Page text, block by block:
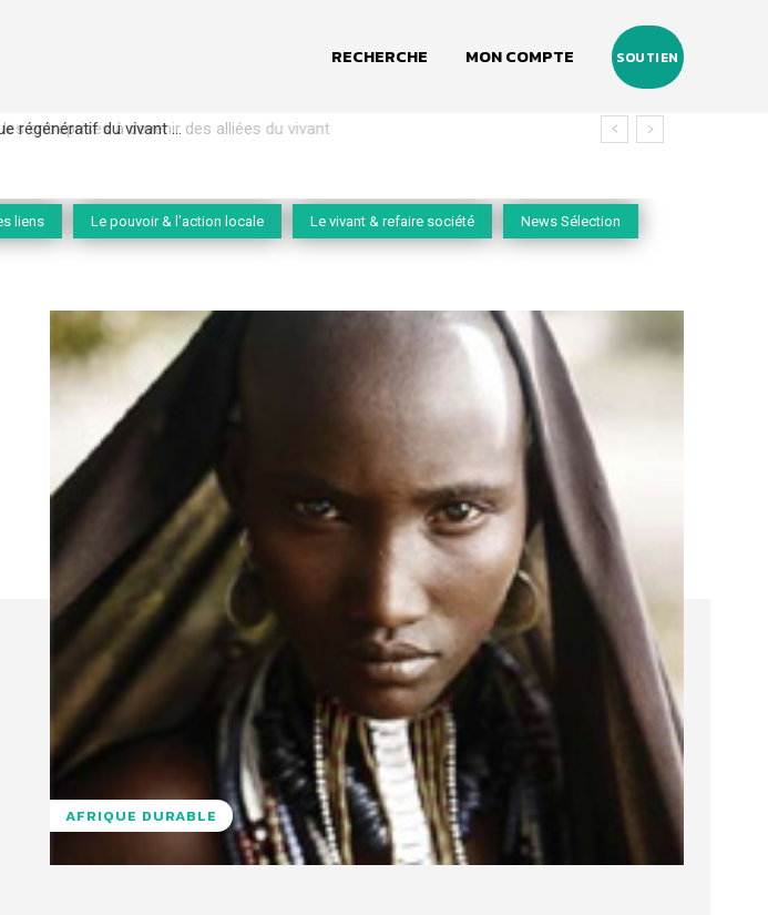
RECHERCHE MON COMPTE SOUTIEN
entreprises à devenir des alliées du vivant
liens Le pouvoir & l'action locale Le vivant & refaire société News Sélection
AFRIQUE DURABLE